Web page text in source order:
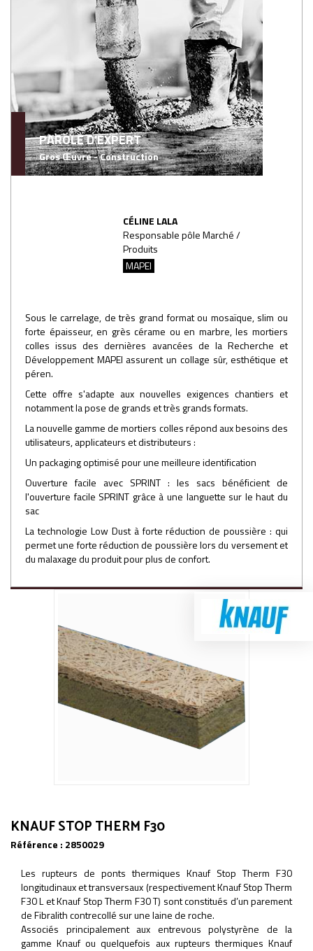
PAROLE D'EXPERT
Gros Œuvre - Construction
CÉLINE LALA
Responsable pôle Marché /
Produits
MAPEI
Sous le carrelage, de très grand format ou mosaïque, slim ou
forte épaisseur, en grès cérame ou en marbre, les mortiers
colles issus des dernières avancées de la Recherche et
Développement MAPEI assurent un collage sûr, esthétique et
péren.
Cette offre s'adapte aux nouvelles exigences chantiers et
notamment la pose de grands et très grands formats.
La nouvelle gamme de mortiers colles répond aux besoins des
utilisateurs, applicateurs et distributeurs :
Un packaging optimisé pour une meilleure identification
Ouverture facile avec SPRINT : les sacs bénéficient de
l'ouverture facile SPRINT grâce à une languette sur le haut du
sac
La technologie Low Dust à forte réduction de poussière : qui
permet une forte réduction de poussière lors du versement et
du malaxage du produit pour plus de confort.
KNAUF STOP THERM F30
Référence : 2850029
Les rupteurs de ponts thermiques Knauf Stop Therm F30
longitudinaux et transversaux (respectivement Knauf Stop Therm
F30 L et Knauf Stop Therm F30 T) sont constitués d’un parement
de Fibralith contrecollé sur une laine de roche.
Associés principalement aux entrevous polystyrène de la
gamme Knauf ou quelquefois aux rupteurs thermiques Knauf